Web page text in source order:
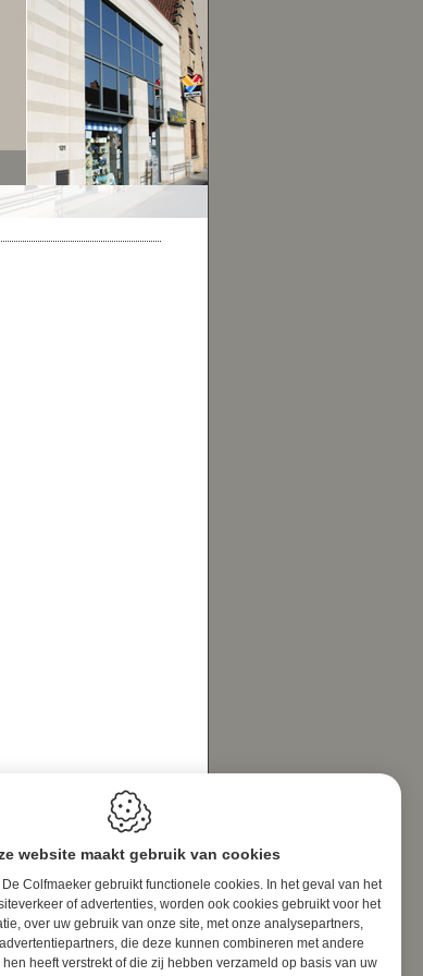
website maakt gebruik van cookies
Colfmaeker gebruikt functionele cookies. In het geval van het
of advertenties, worden ook cookies gebruikt voor het
over uw gebruik van onze site, met onze analysepartners,
die deze kunnen combineren met andere
heeft verstrekt of die zij hebben verzameld op basis van uw